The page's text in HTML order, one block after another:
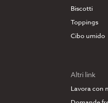
Biscotti
Toppings
Cibo umido
Altri link
Lavora con